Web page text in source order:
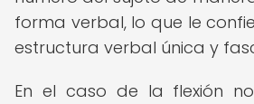
forma verbal, lo que le
estructura verbal única y
En el caso de la flexión